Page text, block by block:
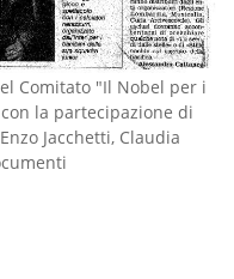
Comitato "Il Nobel per i
la partecipazione di
Jacchetti, Claudia